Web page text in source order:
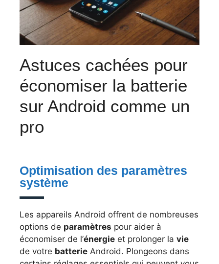
Astuces cachées pour
économiser la batterie
sur Android comme un
pro
Optimisation des paramètres
système
Les appareils Android offrent de nombreuses
options de paramètres pour aider à
économiser de l’énergie et prolonger la vie
de votre batterie Android. Plongeons dans